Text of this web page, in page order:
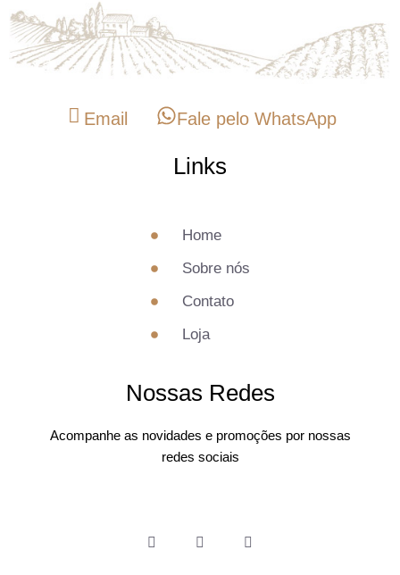
Entre em Contato
Email Fale pelo WhatsApp
Links
Home
Sobre nós
Contato
Loja
Nossas Redes
Acompanhe as novidades e promoções por nossas
redes sociais